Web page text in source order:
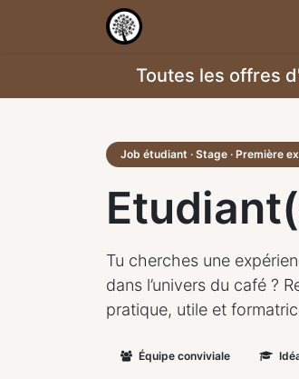
Toutes les offres
Job étudiant · Stage · Première
Tu cherches une
dans l’univers du café ?
pratique, utile et
Équipe conviviale